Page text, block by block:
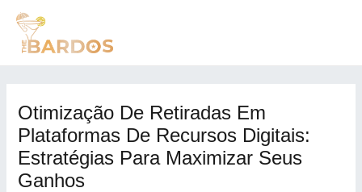
Skip
content
Otimização De Retiradas Em
Plataformas De Recursos Digitais:
Estratégias Para Maximizar Seus
Ganhos
Post
navigation